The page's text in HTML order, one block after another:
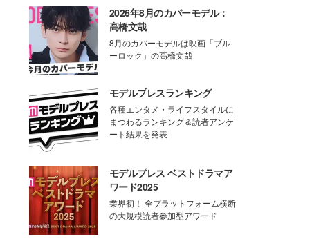
2026年8月のカバーモデル：
高橋文哉
8月のカバーモデルは映画「ブル
ーロック」の高橋文哉
モデルプレスランキング
各種エンタメ・ライフスタイルに
まつわるランキング＆読者アンケ
ート結果を発表
モデルプレス ベストドラマア
ワード2025
業界初！ 全プラットフォーム横断
の大規模読者参加型アワード